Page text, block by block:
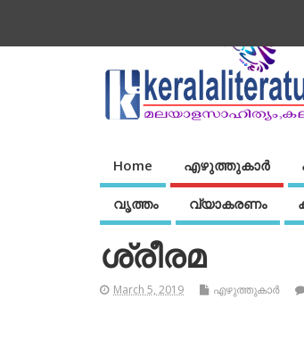
Home എഴുത്തുകാര്‍
വൃത്തം വ്യാകരണം
ശ്രീരമ
March 5, 2019 എഴുത്തുകാര്‍